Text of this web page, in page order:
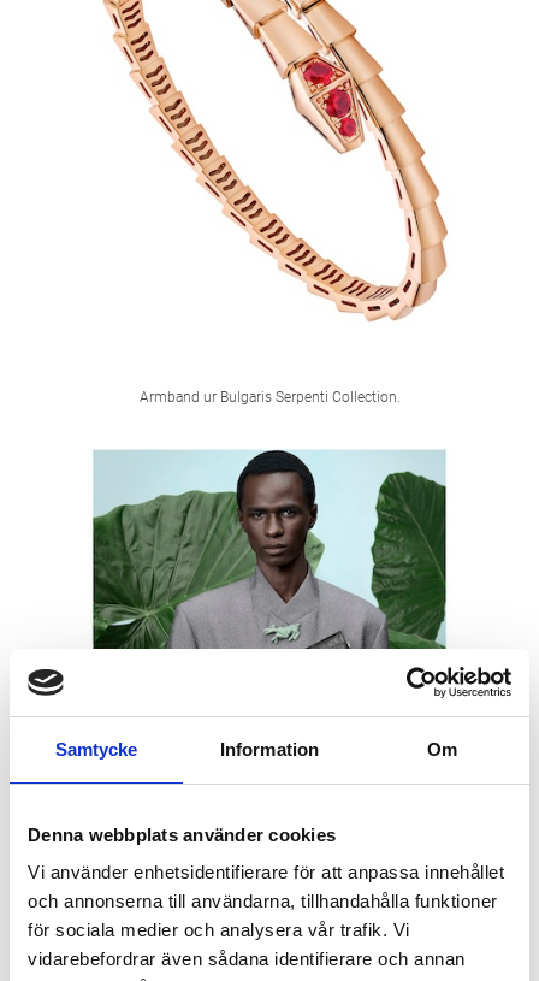
Samtycke Information Om
Denna webbplats använder cookies
Vi använder enhetsidentifierare för att anpassa innehållet
och annonserna till användarna, tillhandahålla funktioner
för sociala medier och analysera vår trafik. Vi
vidarebefordrar även sådana identifierare och annan
Armband ur Bulgaris Serpenti Collection.
Dior sommaren 2025 - med brosch.